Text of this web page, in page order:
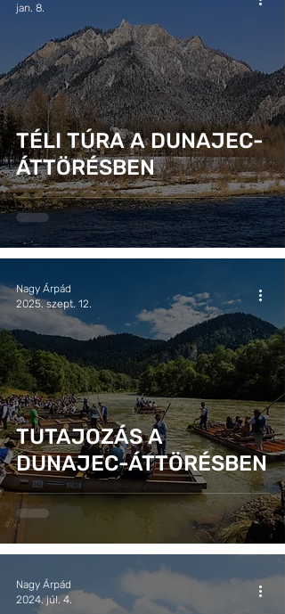
TÉLI TÚRA A DUNAJEC-
ÁTTÖRÉSBEN
jan. 8.
TUTAJOZÁS A
DUNAJEC-ÁTTÖRÉSBEN
Nagy Árpád
2025. szept. 12.
Nagy Árpád
2024. júl. 4.